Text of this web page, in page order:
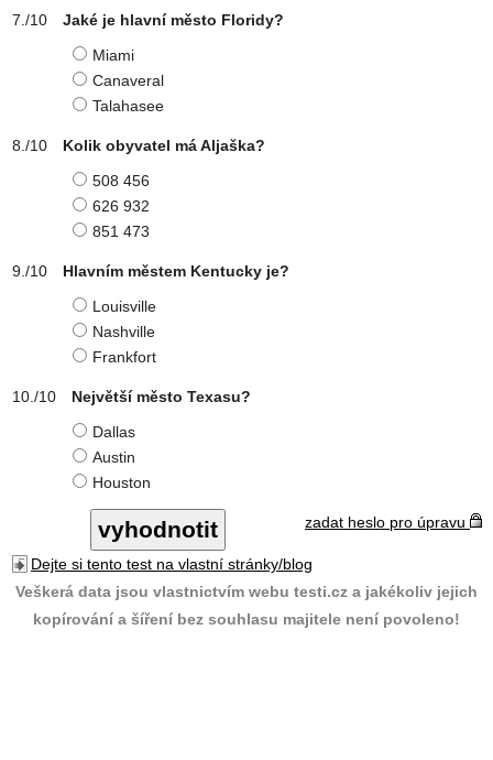
Jaké je hlavní město Floridy?
Miami
Canaveral
Talahasee
Kolik obyvatel má Aljaška?
508 456
626 932
851 473
Hlavním městem Kentucky je?
Louisville
Nashville
Frankfort
Největší město Texasu?
Dallas
Austin
Houston
zadat heslo pro úpravu
Dejte si tento test na vlastní stránky/blog
Veškerá data jsou vlastnictvím webu testi.cz a jakékoliv jejich
kopírování a šíření bez souhlasu majitele není povoleno!